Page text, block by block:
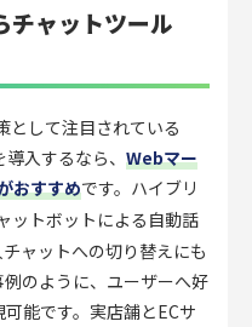
チャットツール
として注目されている
入するなら、 Webマー
おすすめです。ハイブリ
ットボットによる自動話
ャットへの切り替えにも
のように、ユーザーへ好
能です。実店舗とECサ